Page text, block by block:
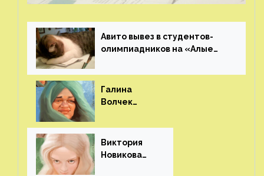
Авито вывез в студентов-
олимпиадников на «Алые
Галина
Волчек
Виктория
Новикова